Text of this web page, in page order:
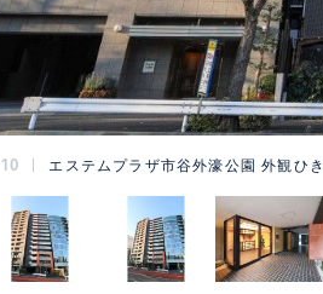
10 エステムプラザ市谷外濠公園 外観ひき